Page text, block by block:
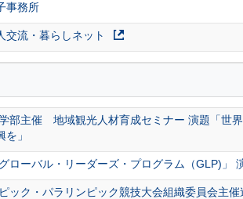
事務所
交流・暮らしネット
部主催 地域観光人材育成セミナー 演題「世
」
ローバル・リーダーズ・プログラム（GLP)」
ック・パラリンピック競技大会組織委員会主